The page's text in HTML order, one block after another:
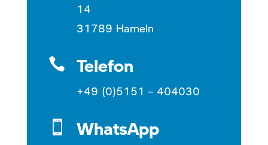
14
31789 Hameln
 Telefon
+49 (0)5151 – 404030
 WhatsApp